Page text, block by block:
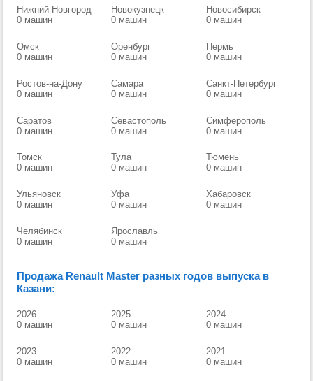
Нижний Новгород
0 машин
Новокузнецк
0 машин
Новосибирск
0 машин
Омск
0 машин
Оренбург
0 машин
Пермь
0 машин
Ростов-на-Дону
0 машин
Самара
0 машин
Санкт-Петербург
0 машин
Саратов
0 машин
Севастополь
0 машин
Симферополь
0 машин
Томск
0 машин
Тула
0 машин
Тюмень
0 машин
Ульяновск
0 машин
Уфа
0 машин
Хабаровск
0 машин
Челябинск
0 машин
Ярославль
0 машин
Продажа Renault Master разных годов выпуска в
Казани:
2026
0 машин
2025
0 машин
2024
0 машин
2023
0 машин
2022
0 машин
2021
0 машин